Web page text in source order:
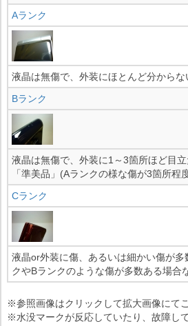
Aランク
液晶は無傷で、外装にほとんど分からな
Bランク
液晶は無傷で、外装に1～3箇所ほど目
「準美品」(Aランクの様な傷が3箇所程
Cランク
液晶or外装に傷、あるいは細かい傷が
クやBランクのような傷が多数ある場合
※参照画像はクリックして拡大画像にて
※水没マークが反応していたり、故障し